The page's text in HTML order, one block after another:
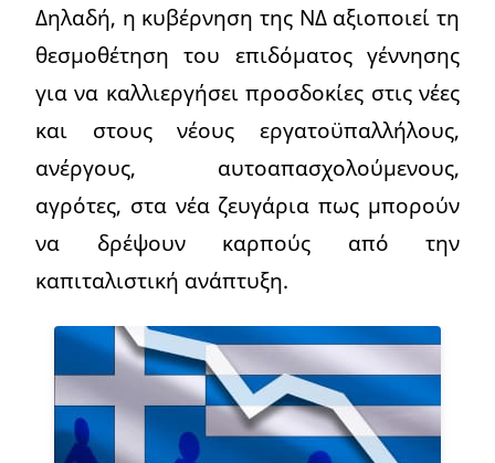
Δηλαδή, η κυβέρνηση της ΝΔ αξιοποιεί τη
θεσμοθέτηση του επιδόματος γέννησης
για να καλλιεργήσει προσδοκίες στις νέες
και στους νέους εργατοϋπαλλήλους,
ανέργους, αυτοαπασχολούμενους,
αγρότες, στα νέα ζευγάρια πως μπορούν
να δρέψουν καρπούς από την
καπιταλιστική ανάπτυξη.